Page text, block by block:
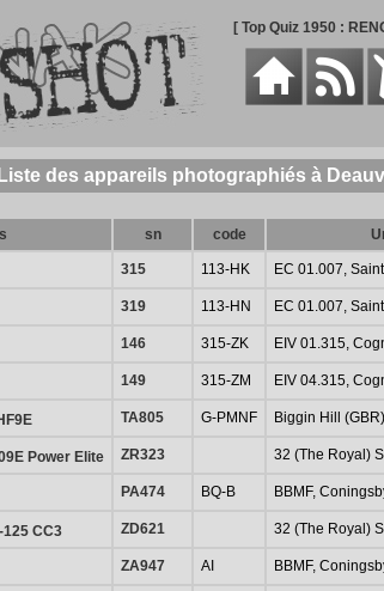
[ Top Quiz 1950 :
Liste des appareils photographiés à
sn code
315 113-HK EC 01.007,
319 113-HN EC 01.007,
146 315-ZK EIV 01.315,
149 315-ZM EIV 04.315,
TA805 G-PMNF Biggin Hill (GBR)
Power Elite ZR323 32 (The Royal)
PA474 BQ-B BBMF,
CC3 ZD621 32 (The Royal)
ZA947 AI BBMF,